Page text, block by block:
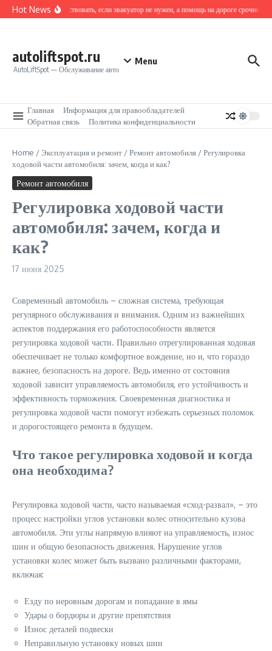
Перейти к содержанию
Hot NewsКак действовать, если эвакуатор не нужен, а помощь на дороге срочно
autoliftspot.ru
AutoLiftSpot — Обслуживание авто
Menu
Главная
Информация для правообладателей
Обратная связь
Политика конфиденциальности
Home /Эксплуатация и ремонт /Ремонт автомобиля /Регулировка
ходовой части автомобиля: зачем, когда и как?
Ремонт автомобиля
Регулировка ходовой части
автомобиля: зачем, когда и
как?
17 июня 2025
Современный автомобиль – сложная система, требующая
регулярного обслуживания и внимания. Одним из важнейших
аспектов поддержания его работоспособности является
регулировка ходовой части. Правильно отрегулированная ходовая
обеспечивает не только комфортное вождение, но и, что гораздо
важнее, безопасность на дороге. Ведь именно от состояния
ходовой зависит управляемость автомобиля, его устойчивость и
эффективность торможения. Своевременная диагностика и
регулировка ходовой части помогут избежать серьезных поломок
и дорогостоящего ремонта в будущем.
Что такое регулировка ходовой и когда
она необходима?
Регулировка ходовой части, часто называемая «сход-развал», – это
процесс настройки углов установки колес относительно кузова
автомобиля. Эти углы напрямую влияют на управляемость, износ
шин и общую безопасность движения. Нарушение углов
установки колес может быть вызвано различными факторами,
включая:
Езду по неровным дорогам и попадание в ямы
Удары о бордюры и другие препятствия
Износ деталей подвески
Неправильную установку новых шин